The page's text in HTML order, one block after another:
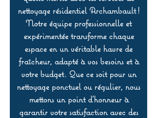
nettoyage résidentiel Archambault !
Notre équipe professionnelle et
expérimentée transforme chaque
espace en un véritable havre de
fraîcheur, adapté à vos besoins et à
votre budget. Que ce soit pour un
nettoyage ponctuel ou régulier, nous
mettons un point d’honneur à
garantir votre satisfaction avec des